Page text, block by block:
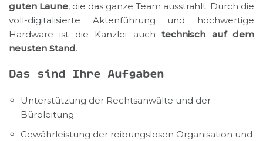
guten Laune, die das ganze Team ausstrahlt. Durch die
voll-digitalisierte Aktenführung und hochwertige
Hardware ist die Kanzlei auchtechnisch auf dem
neusten Stand.
Das sind Ihre Aufgaben
Unterstützung der Rechtsanwälte und der
Büroleitung
Gewährleistung der reibungslosen Organisation und